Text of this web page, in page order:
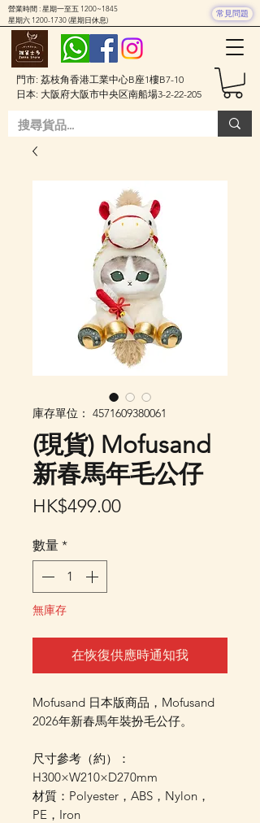
門市: 荔枝角香港工業中心B座1樓B7-10
日本: 大阪府大阪市中央区南船場3-2-22-205
營業時間 : 星期一至五 1200~1845
星期六 1200-1730(星期日休息)
常見問題
庫存單位： 4571609380061
(現貨) Mofusand
新春馬年毛公仔
HK$499.00價
數量 *
無庫存
在恢復供應時通知我
Mofusand 日本版商品，Mofusand
2026年新春馬年裝扮毛公仔。
尺寸參考（約）：
H300×W210×D270mm
材質：Polyester，ABS，Nylon，
PE，Iron